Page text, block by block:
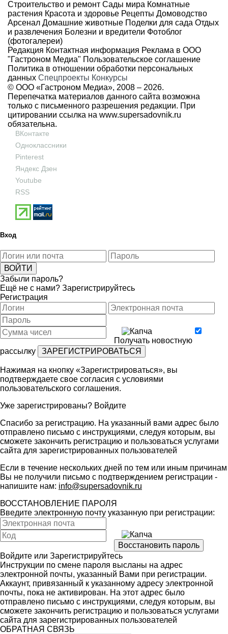
Строительство и ремонт Сады мира Комнатные
растения Красота и здоровье Рецепты Домоводство
Арсенал Домашние животные Поделки для сада Отдых
и развлечения Болезни и вредители Фотоблог
(фотогалереи)
Редакция Контактная информация Реклама в ООО
"Гастроном Медиа" Пользовательское соглашение
Политика в отношении обработки персональных
данных Спецпроекты Конкурсы
© ООО «Гастроном Медиа», 2008 – 2026.
Перепечатка материалов данного сайта возможна
только с письменного разрешения редакции. При
цитировании ссылка на www.supersadovnik.ru
обязательна.
ВКонтакте
Одноклассники
Pinterest
Яндекс Дзен
Youtube
RSS
Вход
Забыли пароль?
Ещё не с нами? Зарегистрируйтесь
Регистрация
Получать новостную
рассылку
Нажимая на кнопку «Зарегистрироваться», вы
подтверждаете свое согласия с условиями
пользовательского соглашения.
Уже зарегистрированы? Войдите
Спасибо за регистрацию. На указанный вами адрес было
отправлено письмо с инструкциями, следуя которым, вы
сможете закончить регистрацию и пользоваться услугами
сайта для зарегистрированных пользователей
Если в течение нескольких дней по тем или иным причинам
Вы не получили письмо с подтверждением регистрации -
напишите нам: info@supersadovnik.ru
ВОССТАНОВЛЕНИЕ ПАРОЛЯ
Введите электронную почту указанную при регистрации:
Войдите или Зарегистрируйтесь
Инструкции по смене пароля высланы на адрес
электронной почты, указанный Вами при регистрации.
Аккаунт, привязанный к указанному адресу электронной
почты, пока не активирован. На этот адрес было
отправлено письмо с инструкциями, следуя которым, вы
сможете закончить регистрацию и пользоваться услугами
сайта для зарегистрированных пользователей
ОБРАТНАЯ СВЯЗЬ